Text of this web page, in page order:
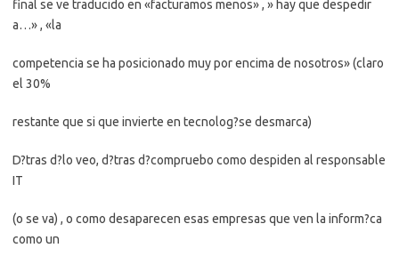
final se ve traducido en «facturamos menos» , » hay que despedir
a…» , «la
competencia se ha posicionado muy por encima de nosotros» (claro
el 30%
restante que si que invierte en tecnolog?se desmarca)
D?tras d?lo veo, d?tras d?compruebo como despiden al responsable
IT
(o se va) , o como desaparecen esas empresas que ven la inform?ca
como un